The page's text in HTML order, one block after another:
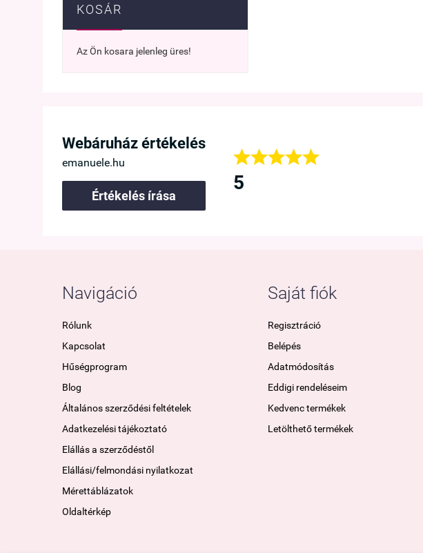
KOSÁR
Az Ön kosara jelenleg üres!
Webáruház értékelés
emanuele.hu
Értékelés írása

5
hogy rátaláltam az Emanuele Webáruházra, mert itt kapható a kedvenc melltartóm.
Navigáció
Rólunk
Kapcsolat
Hűségprogram
Blog
Általános szerződési feltételek
Adatkezelési tájékoztató
Elállás a szerződéstől
Elállási/felmondási nyilatkozat
Mérettáblázatok
Oldaltérkép
Saját fiók
Regisztráció
Belépés
Adatmódosítás
Eddigi rendeléseim
Kedvenc termékek
Letölthető termékek